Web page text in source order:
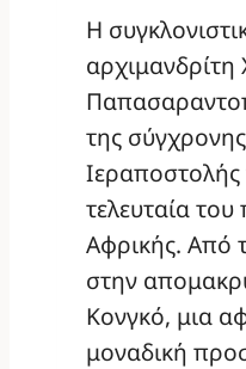
Η
της
τελευταία
Αφρικής. Από
στην
Κονγκό, μια
μοναδική